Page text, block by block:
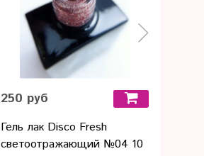
250 руб
Гель лак Disco Fresh
светоотражающий №04 10